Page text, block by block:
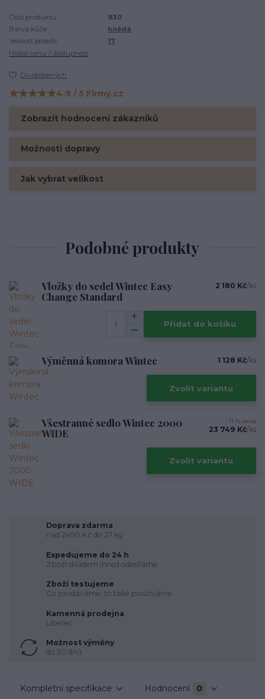
Číslo produktu:
930
Barva kůže:
hnědá
Velikost posedlí:
17
Hlídat cenu / dostupnost
Do oblíbených
Hodnocení na Firmy.cz
★★★★★4.9 / 5 Firmy.cz
Zobrazit hodnocení zákazníků
Možnosti dopravy
Jak vybrat velikost
Podobné produkty
Vložky do sedel Wintec Easy
Change Standard
2 180 Kč/ks
Přidat do košíku
Výměnná komora Wintec 1 128 Kč/ks
Zvolit variantu
Všestranné sedlo Wintec 2000
WIDE
11 % sleva
23 749 Kč/ks
Zvolit variantu
Doprava zdarma
nad 2490 Kč do 27 kg
Expedujeme do 24 h
Zboží skladem ihned odesíláme
Zboží testujeme
Co prodáváme, to také používáme
Kamenná prodejna
Liberec
Možnost výměny
do 30 dnů
Kompletní specifikace Hodnocení 0